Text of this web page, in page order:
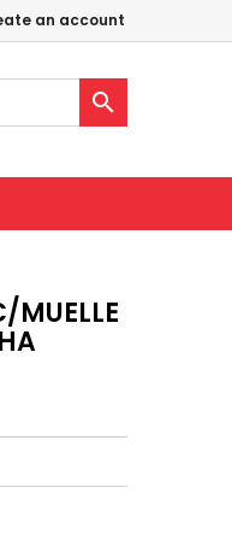
an account

MUELLE